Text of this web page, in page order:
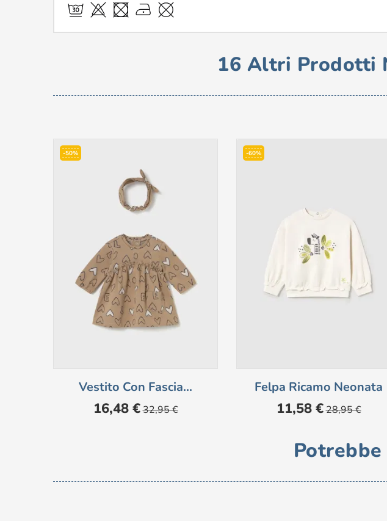
16 Altri Prodotti
-50%
Vestito Con Fascia...
Prezzo
16,48 € Prezzo
base
32,95 €
-60%
Felpa Ricamo Neonata
Prezzo
11,58 € Prezzo
base
28,95 €